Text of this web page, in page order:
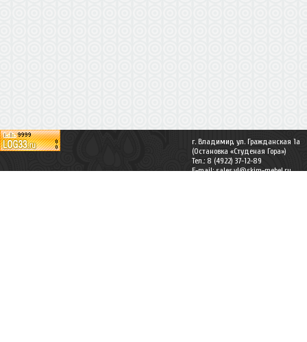
г. Владимир, ул. Гражданская 1а
(Остановка «Студеная Гора»)
Тел.: 8 (4922) 37-12-89
E-mail:sales.vl@skim-mebel.ru